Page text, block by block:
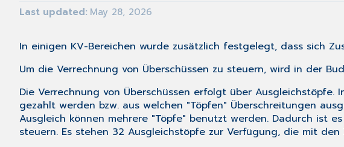
Last updated May 28, 2026
In einigen KV-Bereichen wurde zusätzlich festgelegt, dass sich
Um die Verrechnung von Überschüssen zu steuern, wird in der
Die Verrechnung von Überschüssen erfolgt über
gezahlt werden bzw. aus welchen "Töpfen" Überschreitungen
Ausgleich können mehrere "Töpfe" benutzt werden. Dadurch ist
steuern. Es stehen 32 Ausgleichstöpfe zur Verfügung, die mit